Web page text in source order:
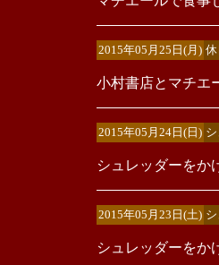
2015年05月25日(月) 休
小村書店とマチエ
2015年05月24日(日)
シュレッダーをか
2015年05月23日(土)
シュレッダーをか